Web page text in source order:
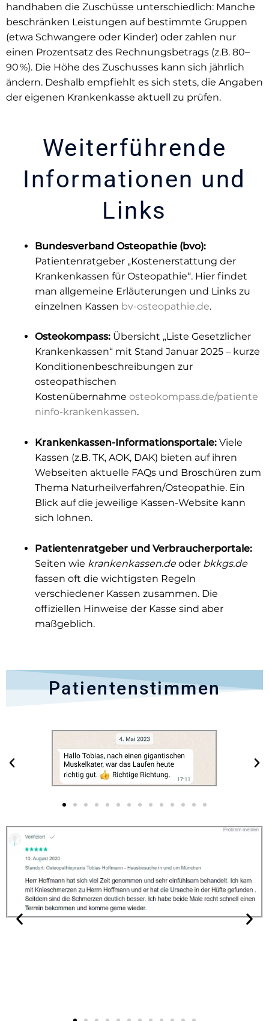
handhaben die Zuschüsse unterschiedlich: Manche
beschränken Leistungen auf bestimmte Gruppen
(etwa Schwangere oder Kinder) oder zahlen nur
einen Prozentsatz des Rechnungsbetrags (z.B. 80–
90 %). Die Höhe des Zuschusses kann sich jährlich
ändern. Deshalb empfiehlt es sich stets, die Angaben
der eigenen Krankenkasse aktuell zu prüfen.
Weiterführende
Informationen und
Links
Bundesverband Osteopathie (bvo):
Patientenratgeber „Kostenerstattung der
Krankenkassen für Osteopathie“. Hier findet
man allgemeine Erläuterungen und Links zu
einzelnen Kassen bv-osteopathie.de.
Osteokompass: Übersicht „Liste Gesetzlicher
Krankenkassen“ mit Stand Januar 2025 – kurze
Konditionenbeschreibungen zur
osteopathischen
Kostenübernahme osteokompass.de/patiente
ninfo-krankenkassen.
Krankenkassen-Informationsportale: Viele
Kassen (z.B. TK, AOK, DAK) bieten auf ihren
Webseiten aktuelle FAQs und Broschüren zum
Thema Naturheilverfahren/Osteopathie. Ein
Blick auf die jeweilige Kassen-Website kann
sich lohnen.
Patientenratgeber und Verbraucherportale:
Seiten wie krankenkassen.deoder bkkgs.de
fassen oft die wichtigsten Regeln
verschiedener Kassen zusammen. Die
offiziellen Hinweise der Kasse sind aber
maßgeblich.
Patientenstimmen